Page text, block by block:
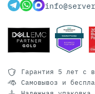
Гарантия 5 лет с
Самовывоз и